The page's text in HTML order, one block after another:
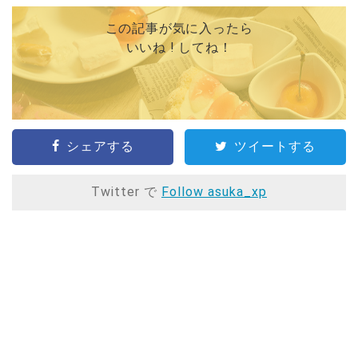
この記事が気に入ったら
いいね ! してね！
シェアする ツイートする
Twitter で Follow asuka_xp